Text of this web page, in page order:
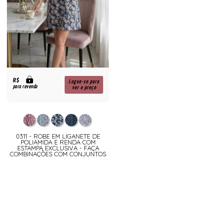
R$
para revenda
Logue-se para
ver o preço
0311 - ROBE EM LIGANETE DE
POLIAMIDA E RENDA COM
ESTAMPA EXCLUSIVA - FAÇA
COMBINAÇÕES COM CONJUNTOS